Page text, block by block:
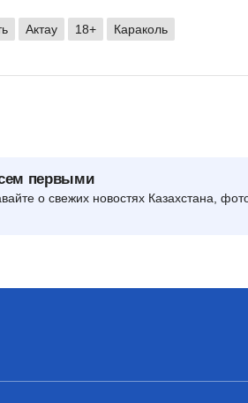
Актау 18+ Караколь
первыми
о свежих новостях Казахстана,